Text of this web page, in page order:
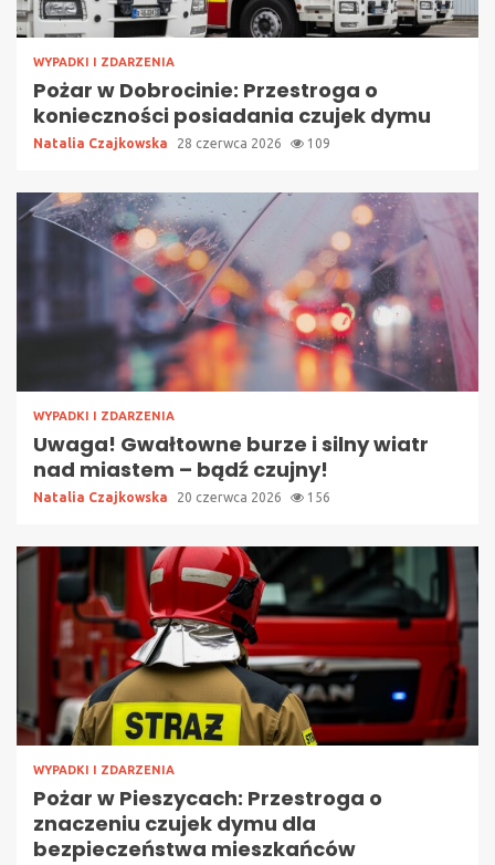
WYPADKI I ZDARZENIA
Pożar w Dobrocinie: Przestroga o
konieczności posiadania czujek dymu
Natalia Czajkowska 28 czerwca 2026 109
WYPADKI I ZDARZENIA
Uwaga! Gwałtowne burze i silny wiatr
nad miastem – bądź czujny!
Natalia Czajkowska 20 czerwca 2026 156
WYPADKI I ZDARZENIA
Pożar w Pieszycach: Przestroga o
znaczeniu czujek dymu dla
bezpieczeństwa mieszkańców